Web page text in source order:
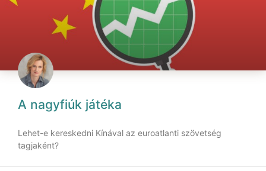
A nagyfiúk játéka
Lehet-e kereskedni Kínával az euroatlanti szövetség
tagjaként?